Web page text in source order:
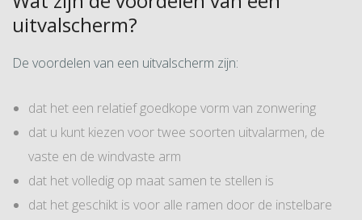
uitvalscherm?
De voordelen van een uitvalscherm zijn:
dat het een relatief goedkope vorm van zonwering
dat u kunt kiezen voor twee soorten uitvalarmen, de
vaste en de windvaste arm
dat het volledig op maat samen te stellen is
dat het geschikt is voor alle ramen door de instelbare